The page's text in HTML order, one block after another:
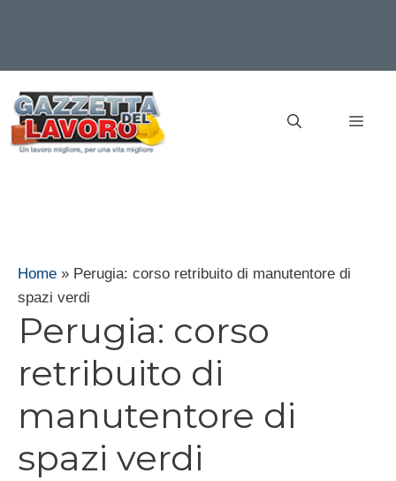
contenuto
Home » Perugia: corso retribuito di manutentore di
spazi verdi
Perugia: corso
retribuito di
manutentore di
spazi verdi